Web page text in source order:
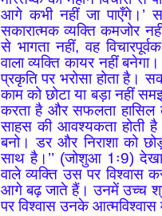
आगे कभी नहीं जा पाएँगे।’
सकारात्मक व्यक्ति कमजोर
से भागता नहीं, वह
वाला व्यक्ति कायर नहीं
प्रकृति पर भरोसा होता है।
काम को छोटा या बड़ा नहीं
करता है और सफलता हासिल
साहस की आवश्यकता होती
बनो। डर और निराशा को
साथ है।’’ (जोशुआ 1ः9)
वाले व्यक्ति उस पर
आगे बढ़ जाते हैं। उनमें उच्च
पर विश्वास उनके आत्मविश्वास